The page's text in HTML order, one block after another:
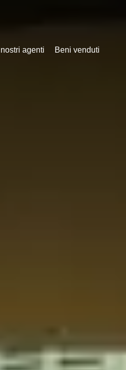
I nostri agenti Beni venduti